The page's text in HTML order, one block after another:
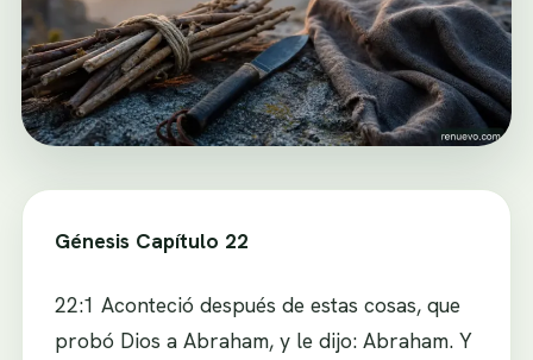
Génesis Capítulo 22
22:1 Aconteció después de estas cosas, que
probó Dios a Abraham, y le dijo: Abraham. Y